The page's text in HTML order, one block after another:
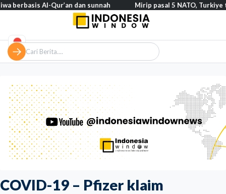
COVID-19 – Pfizer klaim
Al-Qur’an dan sunnah Mirip pasal 5 NATO, Turkiye tegaskan